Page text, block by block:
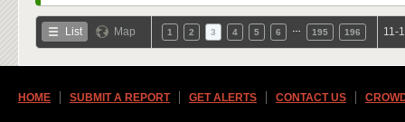
List Map 1 2 3 4 5 6 195 196 11-
HOME SUBMIT A REPORT GET ALERTS CONTACT US